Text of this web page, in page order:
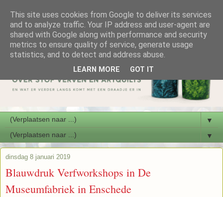
▼
▼
dinsdag 8 januari 2019
Blauwdruk Verfworkshops in De
Museumfabriek in Enschede
This site uses cookies from Google to deliver its services
and to analyze traffic. Your IP address and user-agent are
shared with Google along with performance and security
metrics to ensure quality of service, generate usage
statistics, and to detect and address abuse.
LEARN MORE GOT IT